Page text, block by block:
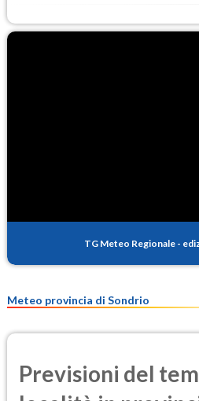
TG Meteo Regionale -
Meteo provincia di Sondrio
Previsioni del